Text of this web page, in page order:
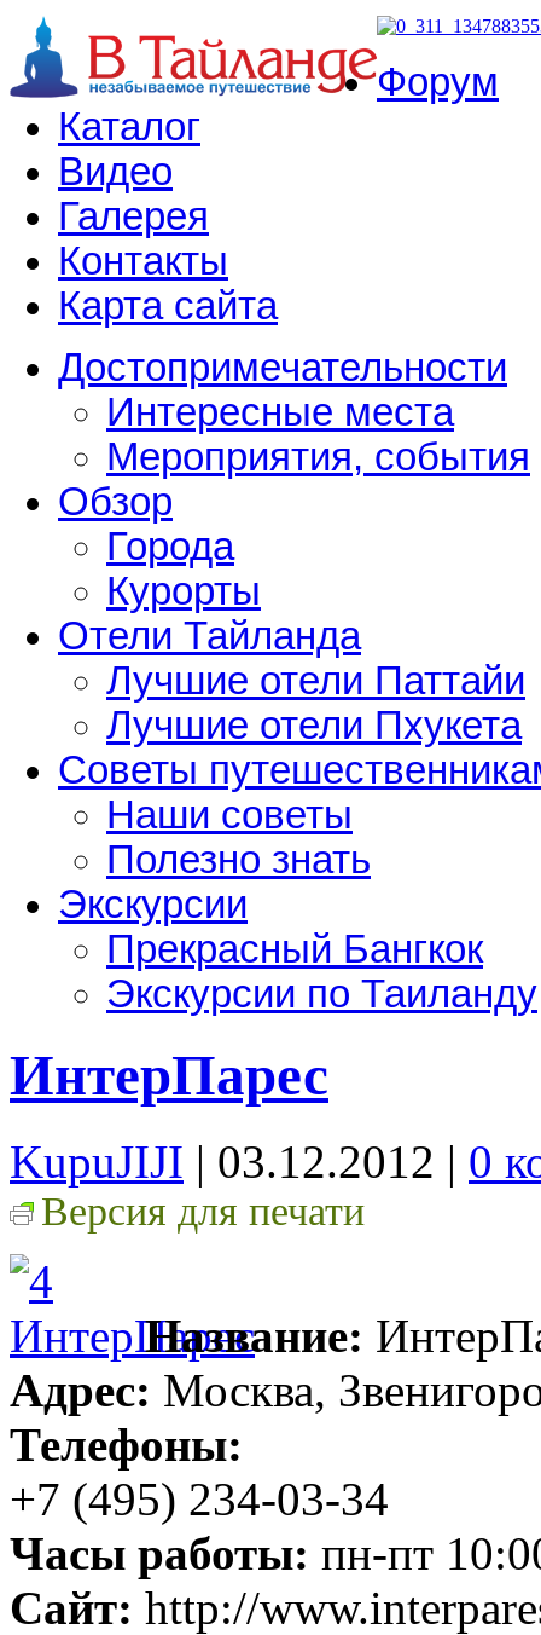
Форум
Каталог
Видео
Галерея
Контакты
Карта сайта
Достопримечательности
Интересные места
Мероприятия, события
Обзор
Города
Курорты
Отели Тайланда
Лучшие отели Паттайи
Лучшие отели Пхукета
Советы
Наши советы
Полезно знать
Экскурсии
Прекрасный Бангкок
Экскурсии по Таиланду
ИнтерПарес
KupuJIJI | 03.12.2012 | 0
Версия для печати
Название:
Адрес: Москва,
Телефоны:
+7 (495) 234-03-34
Часы работы: пн-пт
Сайт: http://